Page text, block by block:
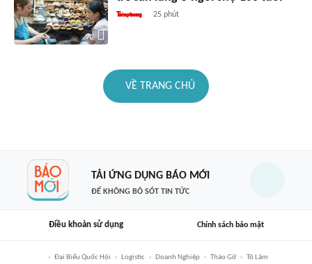
25 phút
VỀ TRANG CHỦ
TẢI ỨNG DỤNG BÁO MỚI
ĐỂ KHÔNG BỎ SÓT TIN TỨC
Điều khoản sử dụng Chính sách bảo mật
Đại Biểu Quốc Hội Logistic Doanh Nghiệp Tháo Gỡ Tô Lâm